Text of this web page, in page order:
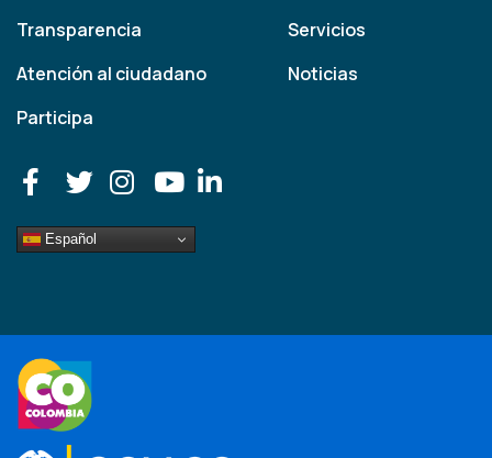
Transparencia
Atención al ciudadano
Participa
Servicios
Noticias
Español